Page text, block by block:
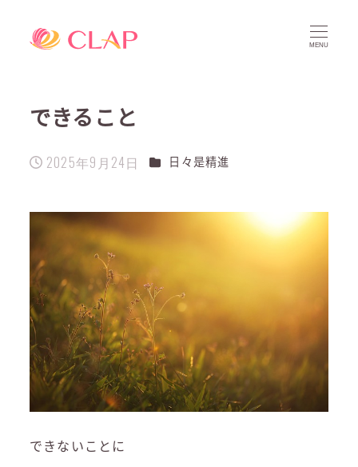
MENU
できること
投稿日
2025年9月24日 カテゴリー
日々是精進
できないことに